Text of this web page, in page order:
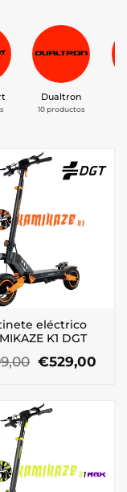
Dualtron
10 productos
eléctrico
K1 DGT
El
precio
era:
€699,00.
€529,00